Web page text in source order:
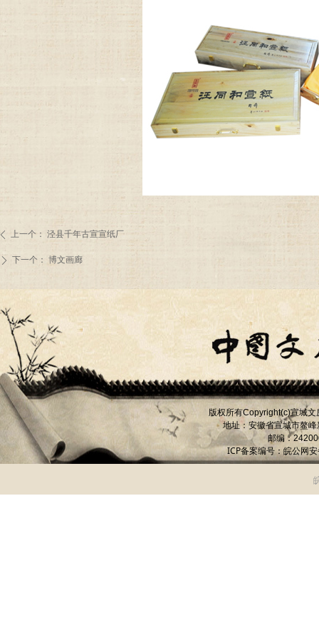
上一个： 泾县千年古宣宣纸厂
ꄲ 下一个： 博文画廊
版权所有Copyright(c)宣城文
地址：安徽省宣城市鳌峰
邮编：
ICP备案编号： 皖公网